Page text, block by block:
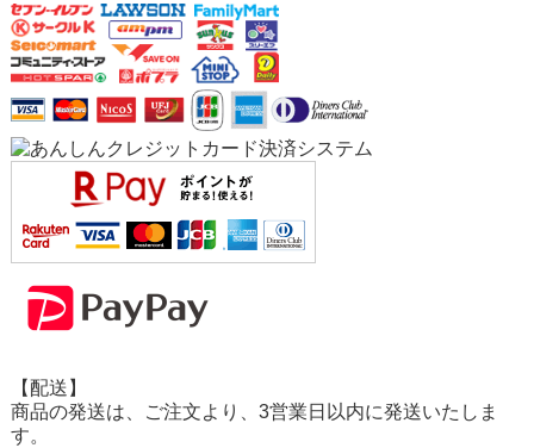
【配送】
商品の発送は、ご注文より、3営業日以内に発送いたしま
す。